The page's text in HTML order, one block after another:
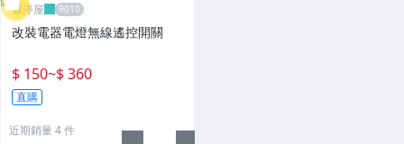
雁渟屋
改裝電器電燈無線遙控開關
$ 150~$ 360
直購
近期銷量 4 件